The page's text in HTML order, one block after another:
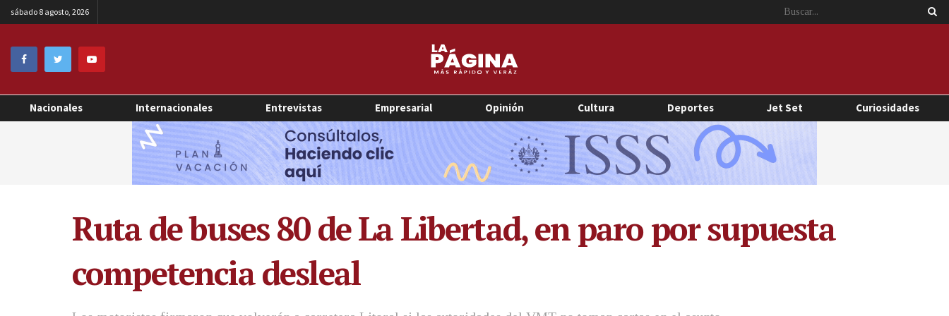
sábado 8 agosto, 2026
Nacionales Internacionales Entrevistas Empresarial Opinión Cultura Deportes Jet Set Curiosidades
Ruta de buses 80 de La Libertad, en paro por supuesta
competencia desleal